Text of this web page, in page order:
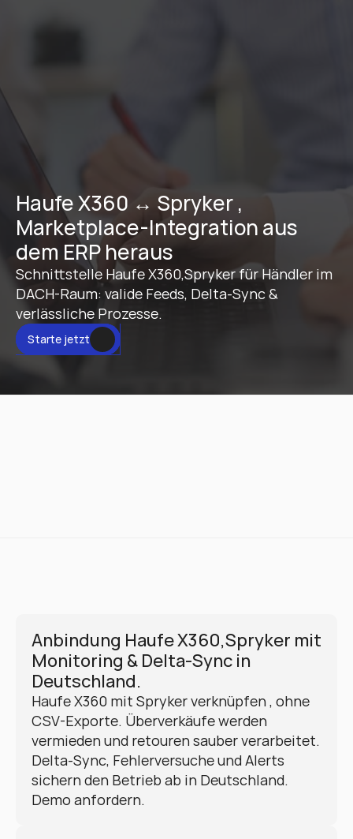
Haufe X360 ↔ Spryker ,
Marketplace-Integration aus
dem ERP heraus
Schnittstelle Haufe X360,Spryker für Händler im
DACH-Raum: valide Feeds, Delta-Sync &
verlässliche Prozesse.
Starte jetzt
Anbindung Haufe X360,Spryker mit
Monitoring & Delta-Sync in
Deutschland.
Haufe X360 mit Spryker verknüpfen , ohne
CSV-Exporte. Überverkäufe werden
vermieden und retouren sauber verarbeitet.
Delta-Sync, Fehlerversuche und Alerts
sichern den Betrieb ab in Deutschland.
Demo anfordern.